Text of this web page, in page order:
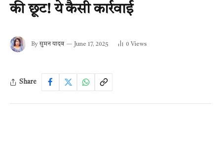
की छूट! ये कैसी कार्रवाई
By सुमन यादव June 17, 2025 0 Views
Share